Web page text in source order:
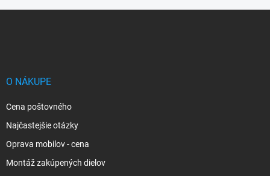
O NÁKUPE
Cena poštovného
Najčastejšie otázky
Oprava mobilov - cena
Montáž zakúpených dielov